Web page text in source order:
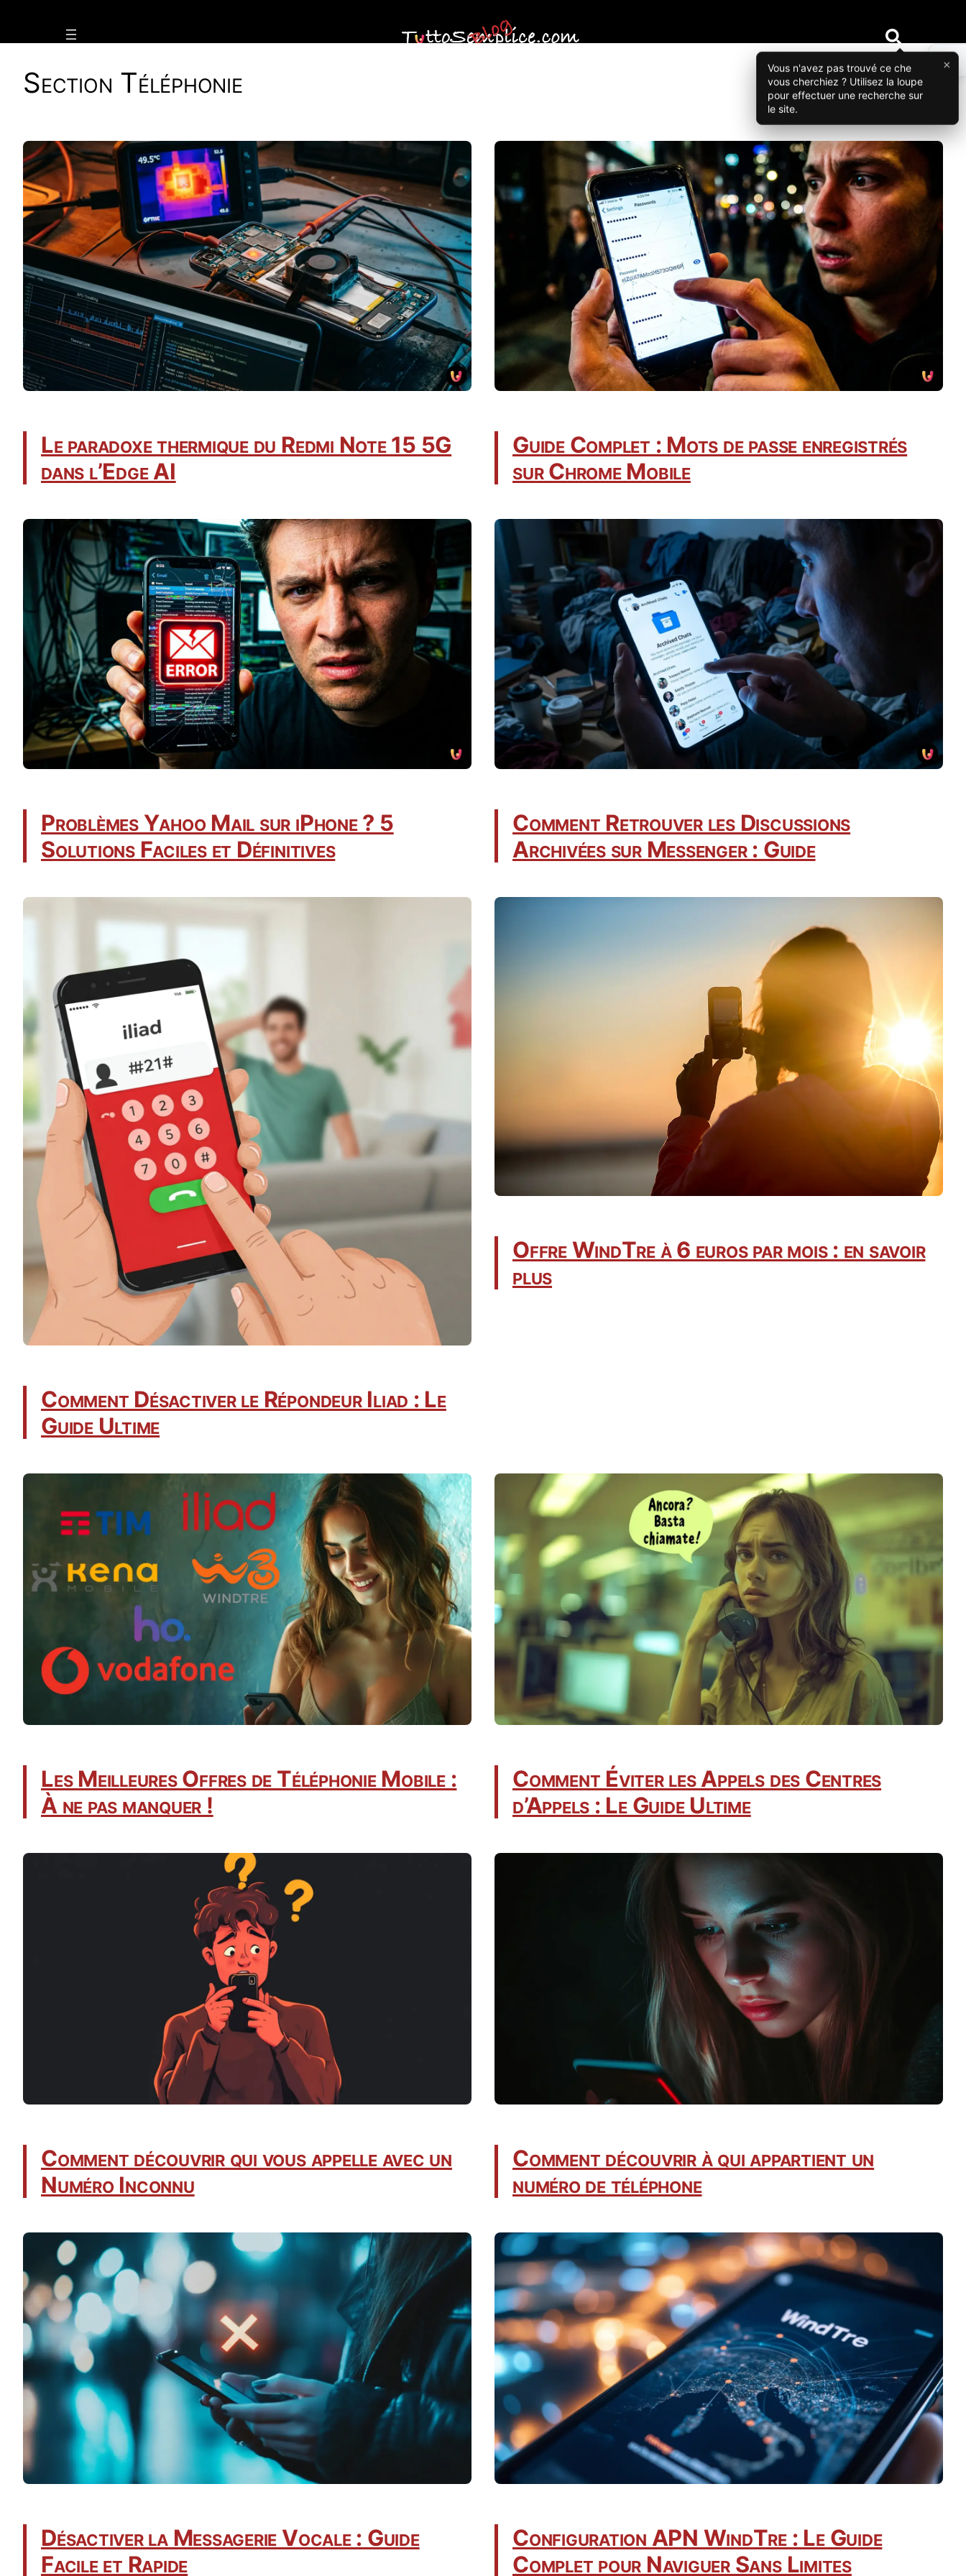
Section Téléphonie
Le paradoxe thermique du Redmi Note 15 5G
dans l’Edge AI
Guide Complet : Mots de passe enregistrés
sur Chrome Mobile
Problèmes Yahoo Mail sur iPhone ? 5
Solutions Faciles et Définitives
Comment Retrouver les Discussions
Archivées sur Messenger : Guide
Comment Désactiver le Répondeur Iliad : Le
Guide Ultime
Offre WindTre à 6 euros par mois : en savoir
plus
Les Meilleures Offres de Téléphonie Mobile :
À ne pas manquer !
Comment Éviter les Appels des Centres
d’Appels : Le Guide Ultime
Comment découvrir qui vous appelle avec un
Numéro Inconnu
Comment découvrir à qui appartient un
numéro de téléphone
Désactiver la Messagerie Vocale : Guide
Facile et Rapide
Configuration APN WindTre : Le Guide
Complet pour Naviguer Sans Limites
Vous n'avez pas trouvé ce che
vous cherchiez ? Utilisez la loupe
pour effectuer une recherche sur
le site.
×